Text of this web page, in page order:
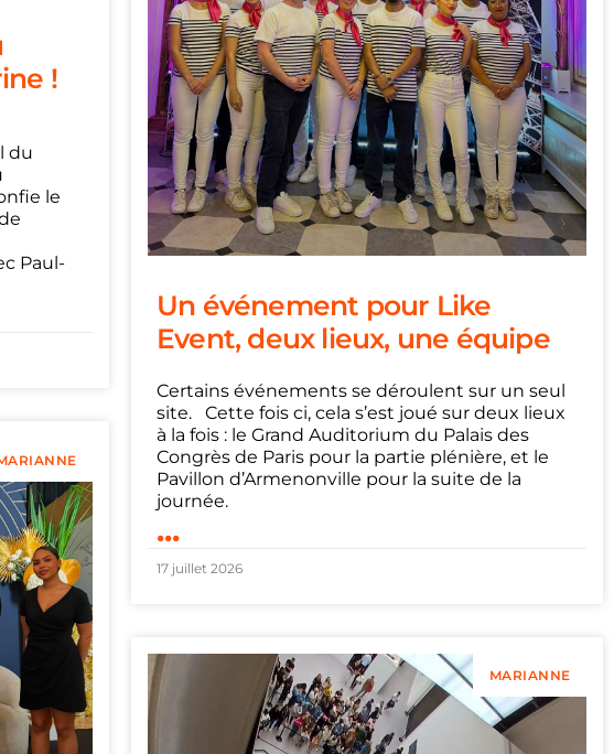
!
du
le
Paul-
Un événement pour Like
Event, deux lieux, une équipe
Certains événements se déroulent sur un seul
site. Cette fois ci, cela s’est joué sur deux lieux
à la fois : le Grand Auditorium du Palais des
Congrès de Paris pour la partie plénière, et le
Pavillon d’Armenonville pour la suite de la
journée.
...
17 juillet 2026
MARIANNE